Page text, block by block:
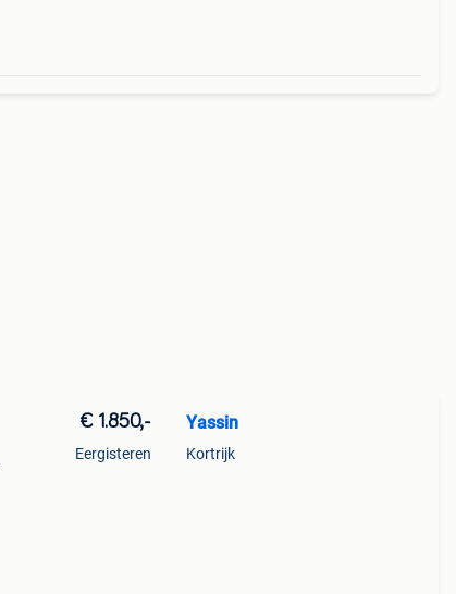
€ 1.850,-
Eergisteren
Yassin
Kortrijk